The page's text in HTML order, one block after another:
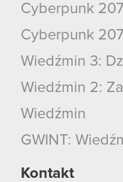
Cyberpunk
Cyberpunk
Wiedźmin 3:
Wiedźmin 2:
Wiedźmin
GWINT:
Kontakt